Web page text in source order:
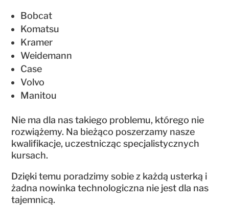
Bobcat
Komatsu
Kramer
Weidemann
Case
Volvo
Manitou
Nie ma dla nas takiego problemu, którego nie
rozwiążemy. Na bieżąco poszerzamy nasze
kwalifikacje, uczestnicząc specjalistycznych
kursach.
Dzięki temu poradzimy sobie z każdą usterką i
żadna nowinka technologiczna nie jest dla nas
tajemnicą.